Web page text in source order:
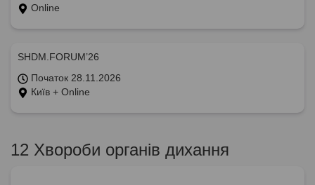
Online
SHDM.FORUM’26
Початок 28.11.2026
Київ + Online
12 Хвороби органів дихання